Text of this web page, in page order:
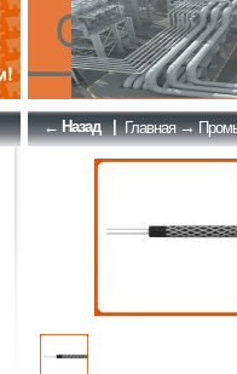
← Назад | Главная→